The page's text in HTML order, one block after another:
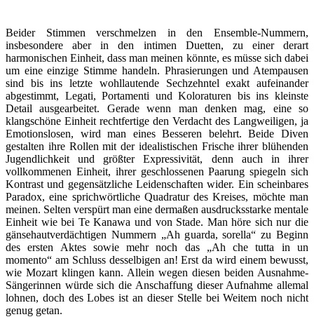
Beider Stimmen verschmelzen in den Ensemble-Nummern,
insbesondere aber in den intimen Duetten, zu einer derart
harmonischen Einheit, dass man meinen könnte, es müsse sich dabei
um eine einzige Stimme handeln. Phrasierungen und Atempausen
sind bis ins letzte wohllautende Sechzehntel exakt aufeinander
abgestimmt, Legati, Portamenti und Koloraturen bis ins kleinste
Detail ausgearbeitet. Gerade wenn man denken mag, eine so
klangschöne Einheit rechtfertige den Verdacht des Langweiligen, ja
Emotionslosen, wird man eines Besseren belehrt. Beide Diven
gestalten ihre Rollen mit der idealistischen Frische ihrer blühenden
Jugendlichkeit und größter Expressivität, denn auch in ihrer
vollkommenen Einheit, ihrer geschlossenen Paarung spiegeln sich
Kontrast und gegensätzliche Leidenschaften wider. Ein scheinbares
Paradox, eine sprichwörtliche Quadratur des Kreises, möchte man
meinen. Selten verspürt man eine dermaßen ausdrucksstarke mentale
Einheit wie bei Te Kanawa und von Stade. Man höre sich nur die
gänsehautverdächtigen Nummern „Ah guarda, sorella“ zu Beginn
des ersten Aktes sowie mehr noch das „Ah che tutta in un
momento“ am Schluss desselbigen an! Erst da wird einem bewusst,
wie Mozart klingen kann. Allein wegen diesen beiden Ausnahme-
Sängerinnen würde sich die Anschaffung dieser Aufnahme allemal
lohnen, doch des Lobes ist an dieser Stelle bei Weitem noch nicht
genug getan.